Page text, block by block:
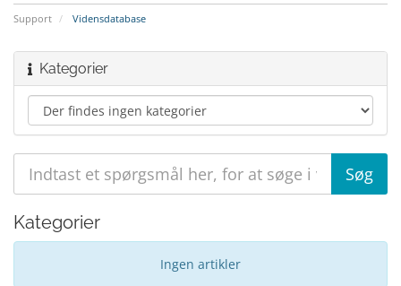
Support Vidensdatabase
Kategorier
Kategorier
Ingen artikler